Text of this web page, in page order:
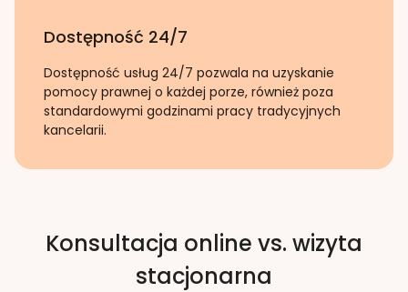
Dostępność 24/7
Dostępność usług 24/7 pozwala na uzyskanie
pomocy prawnej o każdej porze, również poza
standardowymi godzinami pracy tradycyjnych
kancelarii.
Konsultacja online vs. wizyta
stacjonarna